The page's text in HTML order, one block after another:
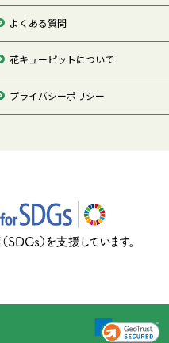
よくある質問
花キューピットについて
プライバシーポリシー
ページの先頭